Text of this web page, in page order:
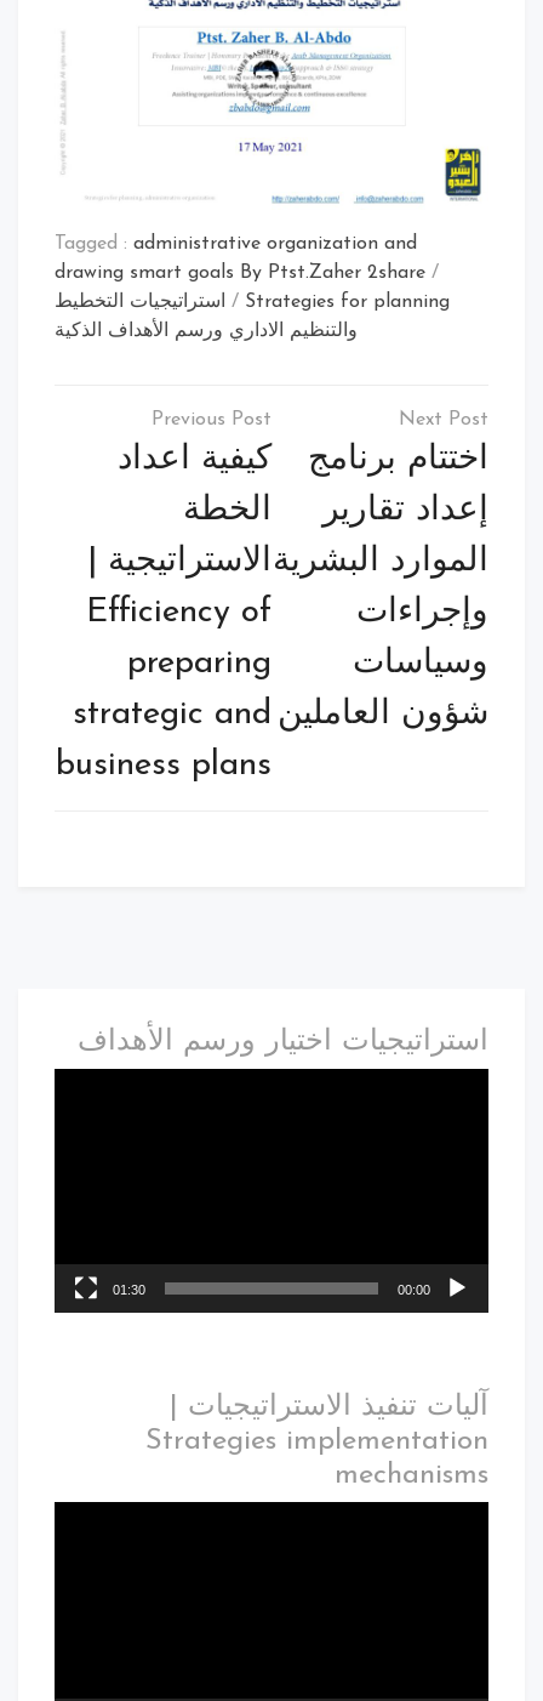
Tagged : administrative organization and
drawing smart goals By Ptst.Zaher 2share /
Strategies for planning
/
استراتيجيات التخطيط
والتنظيم الاداري ورسم الأهداف الذكية
تصفّح
المقالات
كيفية اعداد
الخطة
الاستراتيجية |
Efficiency of
preparing
strategic and
business plans
اختتام برنامج
إعداد تقارير
الموارد البشرية
وإجراءات
وسياسات
شؤون العاملين
استراتيجيات اختيار ورسم الأهداف
00:00
01:30
آليات تنفيذ الاستراتيجيات |
Strategies implementation
mechanisms